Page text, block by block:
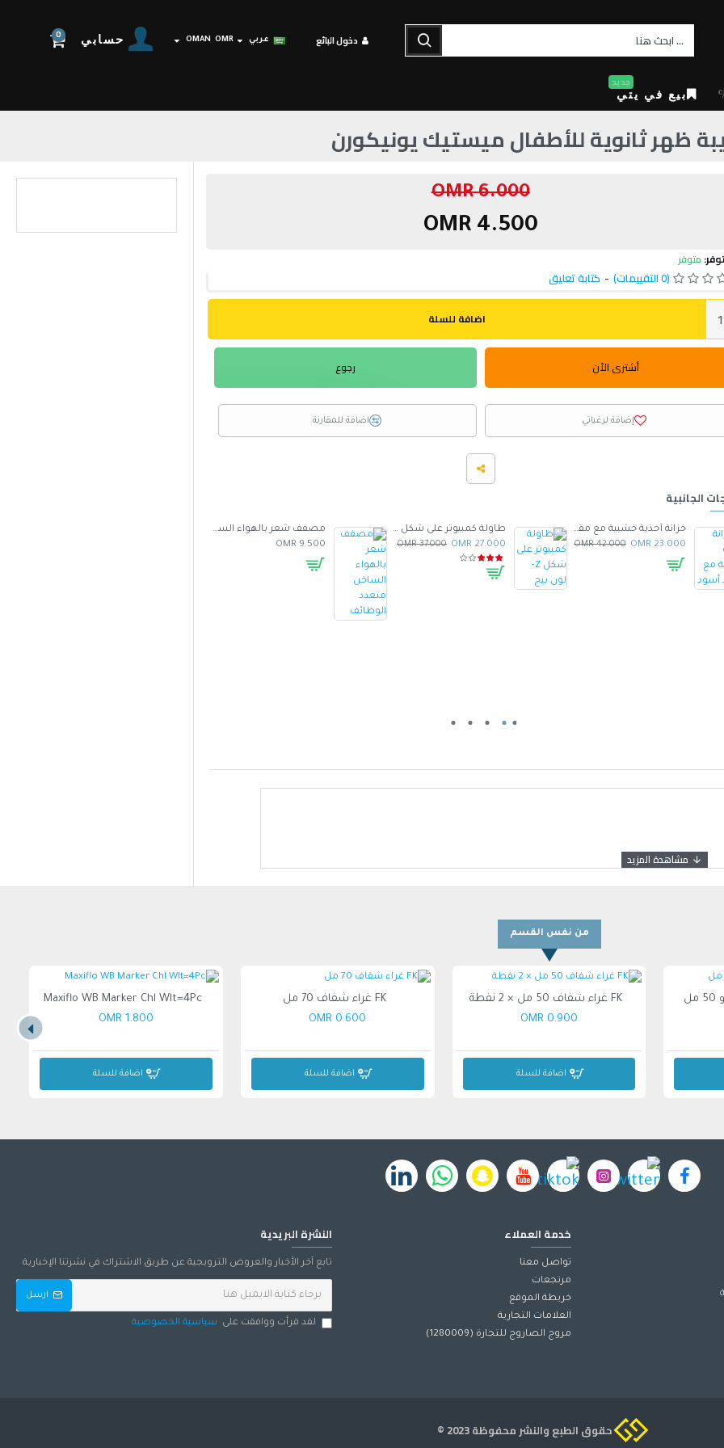
دخول البائع عربي OMR
OMAN حسابي 0
بيع في يتي
جديد
ظهر ثانوية للأطفال ميستيك يونيكورن
متوفر
(0 التقييمات) - كتابة تعليق
4.500 OMR
6.000 OMR
اضافة للسلة
أشترى الأن رجوع
إضافة لرغباتي اضافة للمقارنة
الجانبية
خزانة أحذية خشبية مع مقعد أسود
23.000 OMR
42.000 OMR
طاولة كمبيوتر على شكل Z- لون بيج
27.000 OMR
37.000 OMR
مصفف شعر بالهواء الساخن متعدد الوظائف
9.500 OMR
من نفس القسم
FK غراء شفاف 50 مل × 2 نفطة
0.900 OMR
اضافة للسلة
FK غراء شفاف 70 مل
0.600 OMR
اضافة للسلة
Maxiflo WB Marker Chl Wlt=4Pc
1.800 OMR
اضافة للسلة
خدمة العملاء
تواصل معنا
مرتجعات
خريطة الموقع
العلامات التجارية
مروج الصاروج للتجارة (1280009)
النشرة البريدية
تابع آخر الأخبار والعروض الترويجية عن طريق الاشتراك في نشرتنا الإخبارية
ارسل
لقد قرأت ووافقت على سياسية الخصوصية
حقوق الطبع والنشر محفوظة 2023 ©